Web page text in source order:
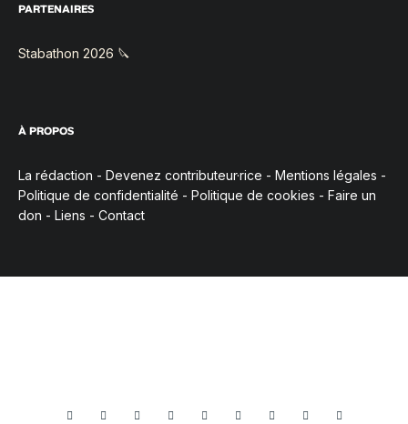
PARTENAIRES
Stabathon 2026 🔪
À PROPOS
La rédaction - Devenez contributeur·rice - Mentions légales -
Politique de confidentialité - Politique de cookies - Faire un
don - Liens - Contact